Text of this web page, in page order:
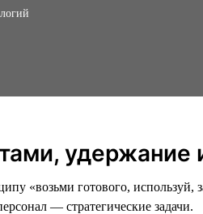
удержание
«возьми готового, используй,
— стратегические задачи.